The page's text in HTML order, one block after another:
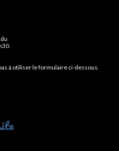
à utiliser le formulaire ci-dessous.